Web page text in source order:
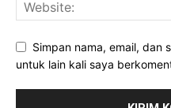
Simpan nama, email, dan
untuk lain kali saya